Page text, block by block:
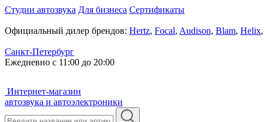
Студии автозвука Для бизнеса Сертификаты
Официальный дилер брендов: Hertz, Focal, Audison, Blam, Helix,
Санкт-Петербург
Ежедневно с 11:00 до 20:00
Интернет-магазин
автозвука и автоэлектроники